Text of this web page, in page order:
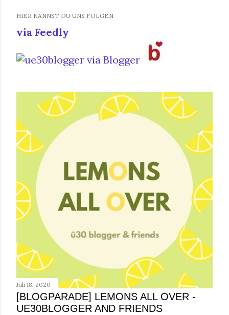
s
t
s
HIER KANNST DU UNS FOLGEN
via Feedly
Juli 18, 2020
[BLOGPARADE] LEMONS ALL OVER -
UE30BLOGGER AND FRIENDS